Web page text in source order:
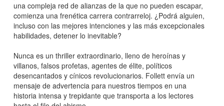
una compleja red de alianzas de la que no pueden escapar,
comienza una frenética carrera contrarreloj. ¿Podrá alguien,
incluso con las mejores intenciones y las más excepcionales
habilidades, detener lo inevitable?
Nunca es un thriller extraordinario, lleno de heroínas y
villanos, falsos profetas, agentes de élite, políticos
desencantados y cínicos revolucionarios. Follett envía un
mensaje de advertencia para nuestros tiempos en una
historia intensa y trepidante que transporta a los lectores